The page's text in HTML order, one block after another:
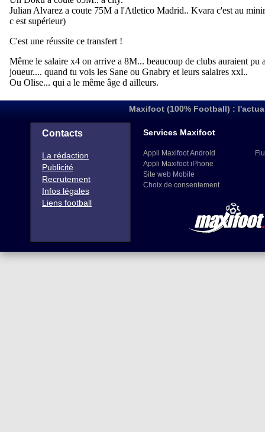
Maxifoot (100% Football) :
Contacts
La rédaction
Publicité
Recrutement
Infos légales
Liens football
Services Maxifoot
Appli Maxifoot Android
Appli Maxifoot iPhone
Site web Mobile
Choix de consentement